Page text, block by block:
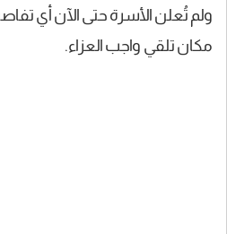
ولم تُعلن الأسرة حتى الآن أي
مكان تلقي واجب العزاء.